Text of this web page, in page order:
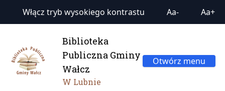
Włącz tryb wysokiego kontrastu Aa- Aa+
Biblioteka
Publiczna Gminy
Wałcz
W Lubnie
Otwórz menu